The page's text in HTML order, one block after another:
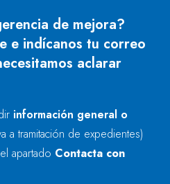
de mejora?
e indícanos tu correo
aclarar
información general o
a tramitación de expedientes)
apartado Contacta con